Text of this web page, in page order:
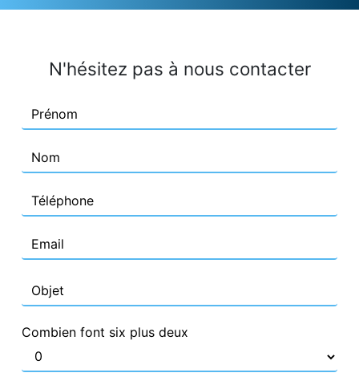
N'hésitez pas à nous contacter
Combien font six plus deux